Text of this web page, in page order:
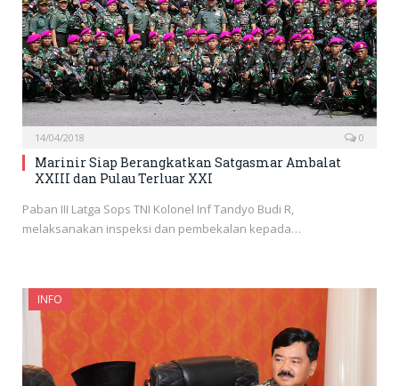
14/04/2018 0
Marinir Siap Berangkatkan Satgasmar Ambalat
XXIII dan Pulau Terluar XXI
Paban III Latga Sops TNI Kolonel Inf Tandyo Budi R,
melaksanakan inspeksi dan pembekalan kepada…
INFO